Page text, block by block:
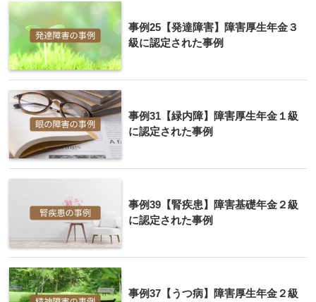
事例25【発達障害】障害厚生年金３
級に認定された事例
事例31【緑内障】障害厚生年金１級
に認定された事例
事例39【腎疾患】障害基礎年金２級
に認定された事例
事例37【うつ病】障害厚生年金２級